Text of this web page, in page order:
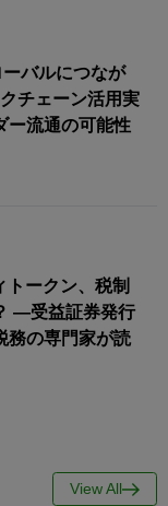
ーバルにつなが
チェーン活用実
ー流通の可能性
トークン、税制
―受益証券発行
務の専門家が読
View All